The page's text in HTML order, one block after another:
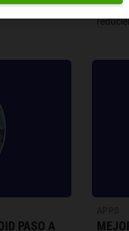
con datos y
PASO A